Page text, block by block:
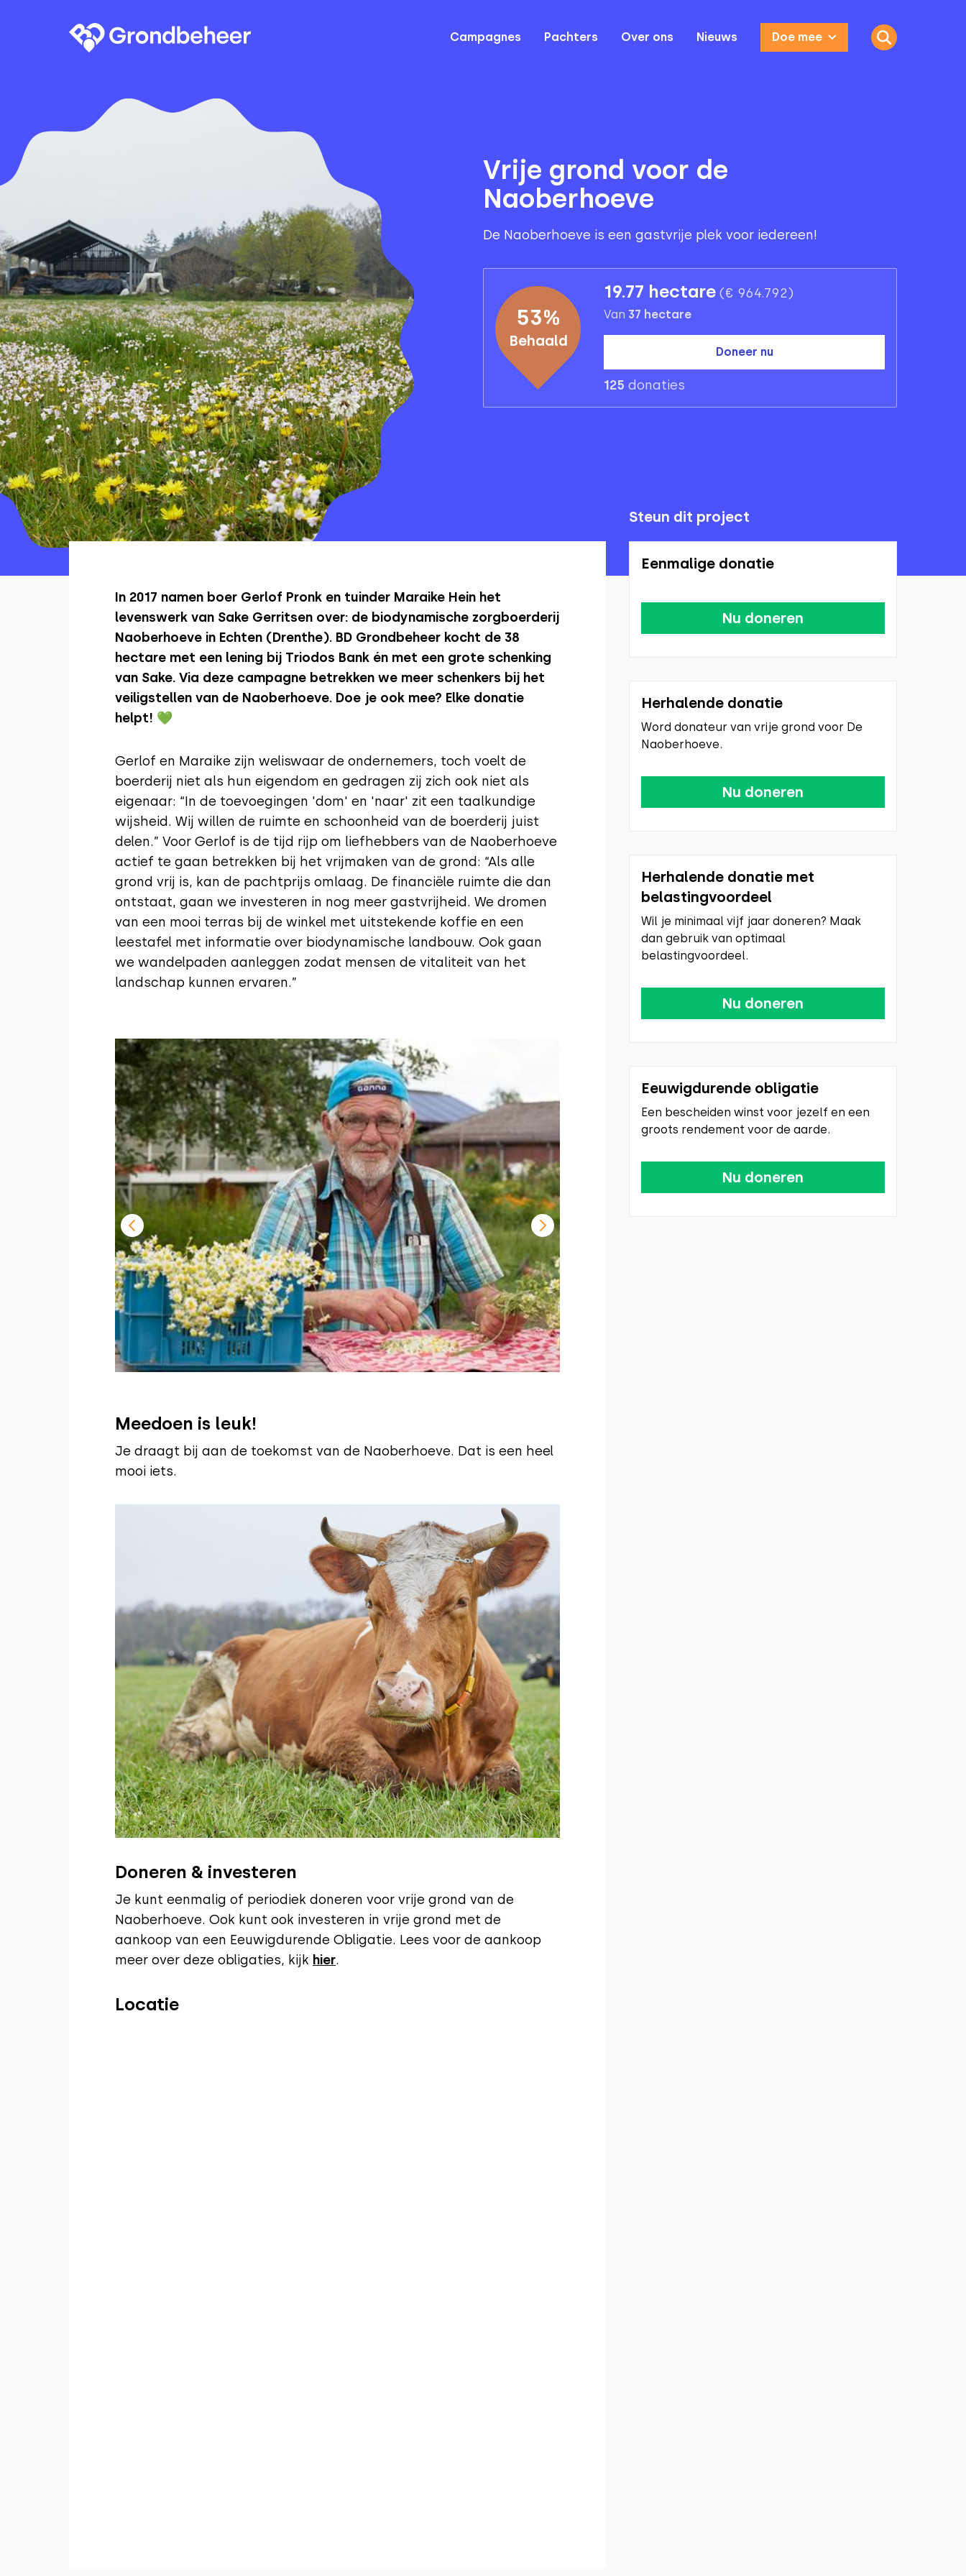
Campagnes Pachters Over ons Nieuws Doe mee
Vrije grond voor de
Naoberhoeve
De Naoberhoeve is een gastvrije plek voor iedereen!
53%
Behaald
19.77 hectare (€ 964.792)
Van 37 hectare
Doneer nu
125 donaties
In 2017 namen boer Gerlof Pronk en tuinder Maraike Hein het
levenswerk van Sake Gerritsen over: de biodynamische zorgboerderij
Naoberhoeve in Echten (Drenthe). BD Grondbeheer kocht de 38
hectare met een lening bij Triodos Bank én met een grote schenking
van Sake. Via deze campagne betrekken we meer schenkers bij het
veiligstellen van de Naoberhoeve. Doe je ook mee? Elke donatie
helpt! 💚
Gerlof en Maraike zijn weliswaar de ondernemers, toch voelt de
boerderij niet als hun eigendom en gedragen zij zich ook niet als
eigenaar: “In de toevoegingen 'dom' en 'naar' zit een taalkundige
wijsheid. Wij willen de ruimte en schoonheid van de boerderij juist
delen.” Voor Gerlof is de tijd rijp om liefhebbers van de Naoberhoeve
actief te gaan betrekken bij het vrijmaken van de grond: “Als alle
grond vrij is, kan de pachtprijs omlaag. De financiële ruimte die dan
ontstaat, gaan we investeren in nog meer gastvrijheid. We dromen
van een mooi terras bij de winkel met uitstekende koffie en een
leestafel met informatie over biodynamische landbouw. Ook gaan
we wandelpaden aanleggen zodat mensen de vitaliteit van het
landschap kunnen ervaren.”
Meedoen is leuk!
Je draagt bij aan de toekomst van de Naoberhoeve. Dat is een heel
mooi iets.
Doneren & investeren
Je kunt eenmalig of periodiek doneren voor vrije grond van de
Naoberhoeve. Ook kunt ook investeren in vrije grond met de
aankoop van een Eeuwigdurende Obligatie. Lees voor de aankoop
meer over deze obligaties, kijk hier.
Locatie
Steun dit project
Eenmalige donatie
Nu doneren
Herhalende donatie
Word donateur van vrije grond voor De
Naoberhoeve.
Nu doneren
Herhalende donatie met
belastingvoordeel
Wil je minimaal vijf jaar doneren? Maak
dan gebruik van optimaal
belastingvoordeel.
Nu doneren
Eeuwigdurende obligatie
Een bescheiden winst voor jezelf en een
groots rendement voor de aarde.
Nu doneren